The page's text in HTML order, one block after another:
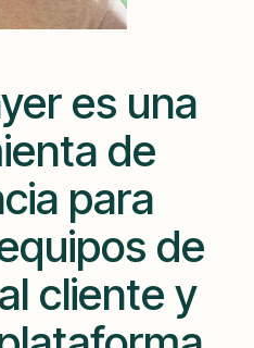
es una
de
para
de
cliente y